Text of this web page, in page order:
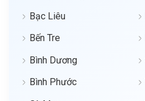
Bạc Liêu
Bến Tre
Bình Dương
Bình Phước